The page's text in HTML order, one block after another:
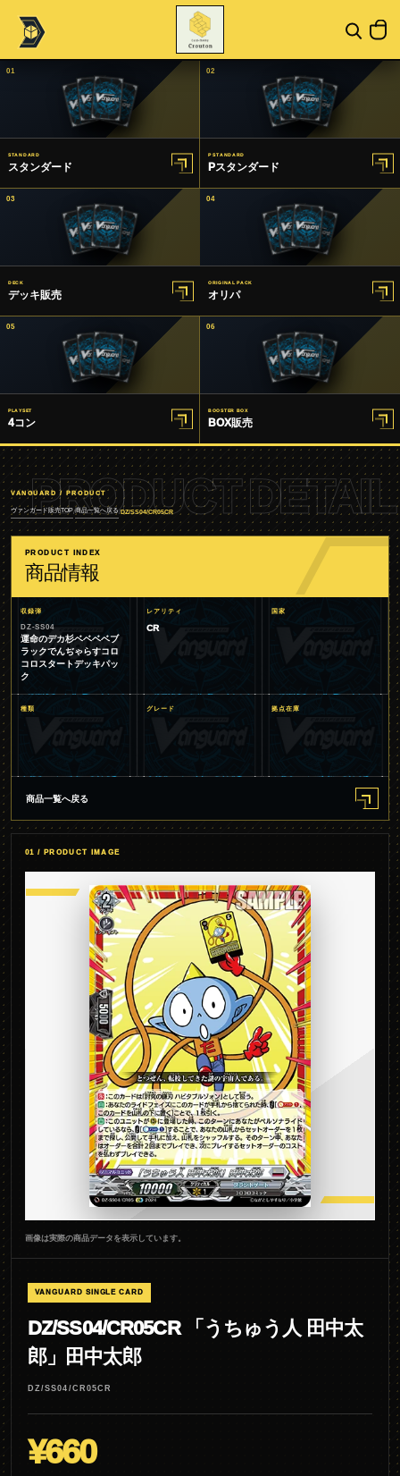
01
STANDARD
スタンダード
02
P STANDARD
Pスタンダード
03
DECK
デッキ販売
04
ORIGINAL PACK
オリパ
05
PLAYSET
4コン
06
BOOSTER BOX
BOX販売
PRODUCT DETAIL
VANGUARD / PRODUCT
ヴァンガード販売TOP/商品一覧へ戻る/DZ/SS04/CR05CR
PRODUCT INDEX
商品情報
収録弾
DZ-SS04
運命のデカ杉ベベベベブ
ラックでんぢゃらすコロ
コロスタートデッキパッ
ク
レアリティ
CR
国家
種類 グレード 拠点在庫
商品一覧へ戻る
01 / PRODUCT IMAGE
画像は実際の商品データを表示しています。
VANGUARD SINGLE CARD
DZ/SS04/CR05CR 「うちゅう人 田中太
郎」田中太郎
DZ/SS04/CR05CR
¥660